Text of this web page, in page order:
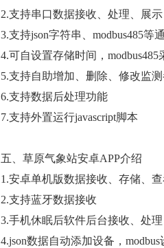
2.支持串口数据接收、处理、展示
3.支持json字符串、modbus485等
4.可自设置存储时间，
5.支持自助增加、删除、修改监
6.支持数据后处理功能
7.支持外置运行javascript脚本
五、草原气象站安卓APP介绍
1.安卓单机版数据接收、存储、
2.支持蓝牙数据接收
3.手机休眠后软件后台接收、处理
4.json数据自动添加设备，